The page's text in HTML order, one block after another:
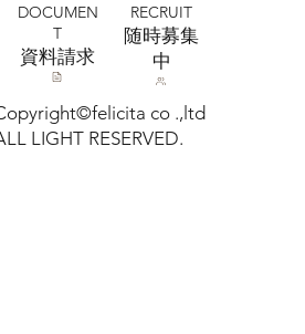
co .,ltd
LIGHT RESERVED.
DOCUMEN
T
​資料請求
RECRUIT
​随時募集
中